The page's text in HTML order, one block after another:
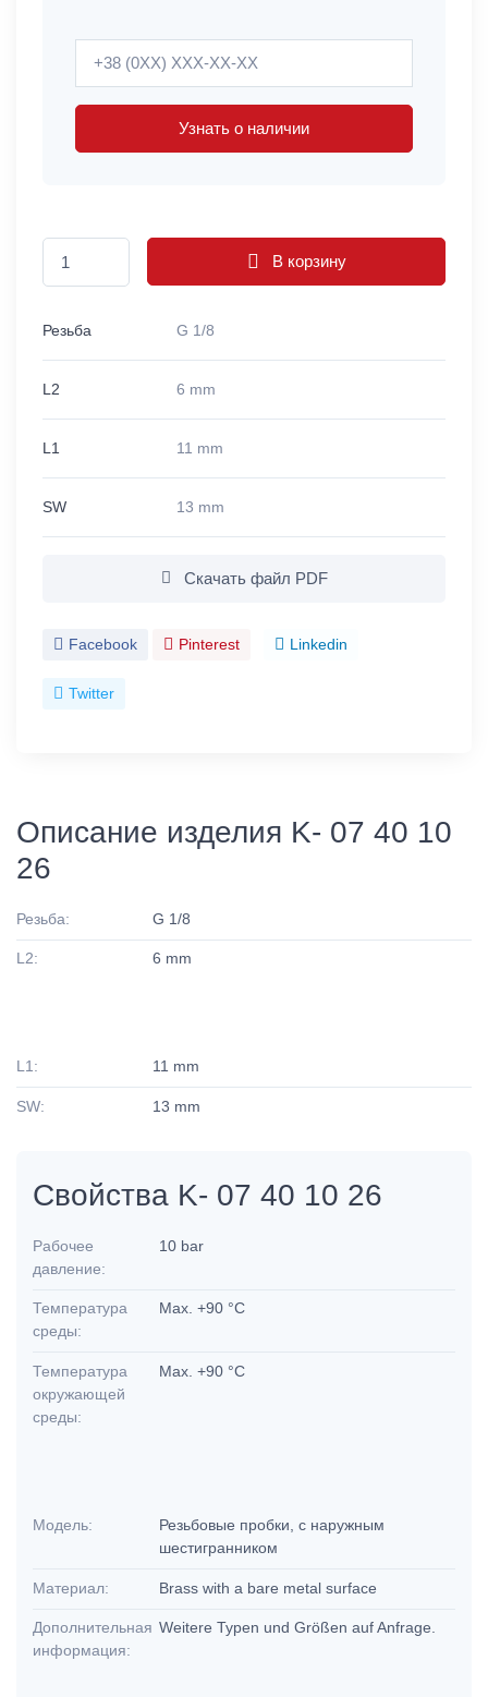
Узнать о наличии
В корзину
Резьба G 1/8
L2 6 mm
L1 11 mm
SW 13 mm
Скачать файл PDF
Facebook Pinterest Linkedin
Twitter
Описание изделия K- 07 40 10
26
Резьба: G 1/8
L2: 6 mm
L1: 11 mm
SW: 13 mm
Свойства K- 07 40 10 26
Рабочее
давление:
10 bar
Температура
среды:
Max. +90 °C
Температура
окружающей
среды:
Max. +90 °C
Модель:
Резьбовые пробки, с наружным
шестигранником
Материал: Brass with a bare metal surface
Дополнительная
информация:
Weitere Typen und Größen auf Anfrage.